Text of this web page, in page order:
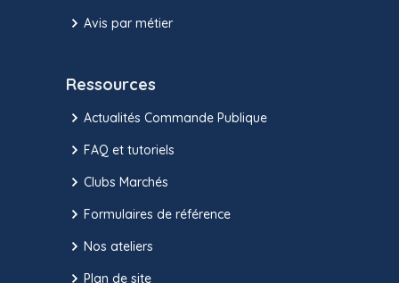
Avis par métier
Ressources
Actualités Commande Publique
FAQ et tutoriels
Clubs Marchés
Formulaires de référence
Nos ateliers
Plan de site